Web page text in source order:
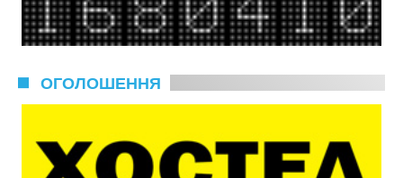
ОГОЛОШЕННЯ